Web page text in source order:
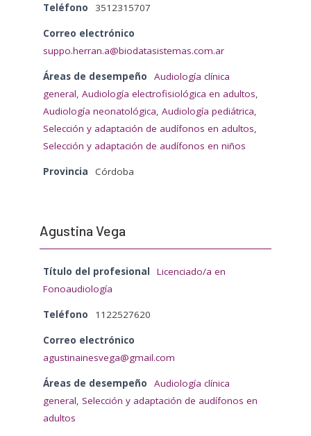
Teléfono 3512315707
Correo electrónico
suppo.herran.a@biodatasistemas.com.ar
Áreas de desempeño
Audiología clínica
general, Audiología electrofisiológica en adultos,
Audiología neonatológica, Audiología pediátrica,
Selección y adaptación de audífonos en adultos,
Selección y adaptación de audífonos en niños
Provincia Córdoba
Agustina Vega
Título del profesional
Licenciado/a en
Fonoaudiología
Teléfono 1122527620
Correo electrónico
agustinainesvega@gmail.com
Áreas de desempeño
Audiología clínica
general, Selección y adaptación de audífonos en
adultos